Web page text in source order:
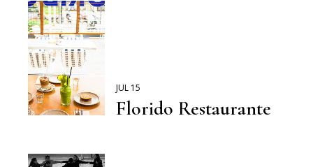
JUL 15
Florido Restaurante